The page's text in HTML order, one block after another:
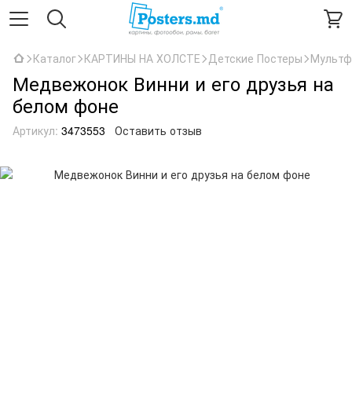
Каталог КАРТИНЫ НА ХОЛСТЕ Детские Постеры
Медвежонок Винни и его друзья на
белом фоне
Артикул: 3473553 Оставить отзыв